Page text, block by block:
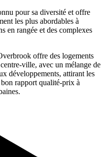
pour sa diversité et offre
les plus abordables à
en rangée et des complexes
offre des logements
ville, avec un mélange de
développements, attirant les
bon rapport qualité-prix à